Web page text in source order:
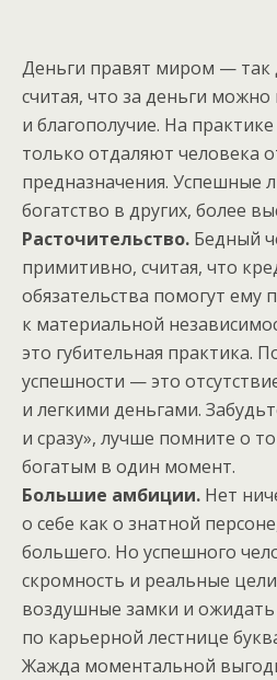
Деньги правят миром —
считая, что за деньги можно
и благополучие. На
только отдаляют человека
предназначения. Успешные
богатство в других, более
Расточительство. Бедный
примитивно, считая, что
обязательства помогут ему
к материальной
это губительная практика.
успешности — это
и легкими деньгами.
и сразу», лучше помните о
богатым в один момент.
Большие амбиции. Нет
о себе как о знатной
большего. Но успешного
скромность и реальные
воздушные замки и
по карьерной лестнице
Жажда моментальной